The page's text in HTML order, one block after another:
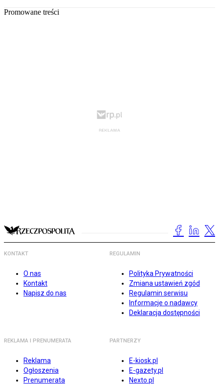
Promowane treści
KONTAKT
O nas
Kontakt
Napisz do nas
REGULAMIN
Polityka Prywatności
Zmiana ustawień zgód
Regulamin serwisu
Informacje o nadawcy
Deklaracja dostępności
REKLAMA I PRENUMERATA
Reklama
Ogłoszenia
Prenumerata
PARTNERZY
E-kiosk.pl
E-gazety.pl
Nexto.pl